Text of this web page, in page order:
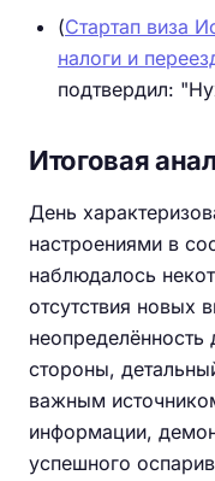
(Стартап виза
налоги и
подтвердил:
Итоговая
День
настроениями в
наблюдалось
отсутствия новых
стороны,
важным
информации,
успешного